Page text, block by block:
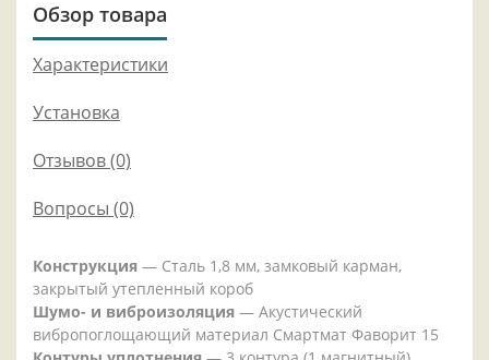
Обзор товара
Характеристики
Установка
Отзывов (0)
Вопросы (0)
Конструкция — Сталь 1,8 мм, замковый карман,
закрытый утепленный короб
Шумо- и виброизоляция — Акустический
вибропоглощающий материал Смартмат Фаворит 15